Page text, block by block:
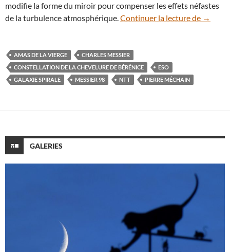
modifie la forme du miroir pour compenser les effets néfastes
de la turbulence atmosphérique.Continuer la lecture de →
AMAS DE LA VIERGE
CHARLES MESSIER
CONSTELLATION DE LA CHEVELURE DE BÉRÉNICE
ESO
GALAXIE SPIRALE
MESSIER 98 NTT PIERRE MÉCHAIN
GALERIES